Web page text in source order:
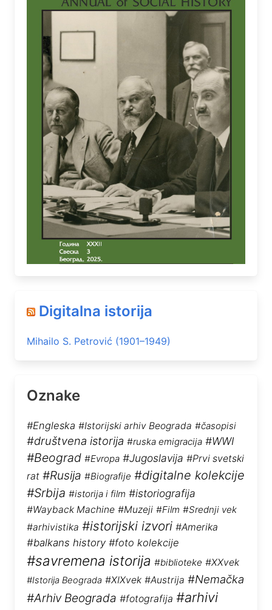
Digitalna istorija
Mihailo S. Petrović (1901–1949)
Oznake
#Engleska #Istorijski arhiv Beograda #časopisi
#društvena istorija #ruska emigracija #WWI
#Beograd #Evropa #Jugoslavija #Prvi svetski
rat #Rusija #Biografije #digitalne kolekcije
#Srbija #istorija i film #istoriografija
#Wayback Machine #Muzeji #Film #Srednji vek
#arhivistika #istorijski izvori #Amerika
#balkans history #foto kolekcije
#savremena istorija #biblioteke #XXvek
#Istorija Beograda #XIXvek #Austrija #Nemačka
#Arhiv Beograda #fotografija #arhivi